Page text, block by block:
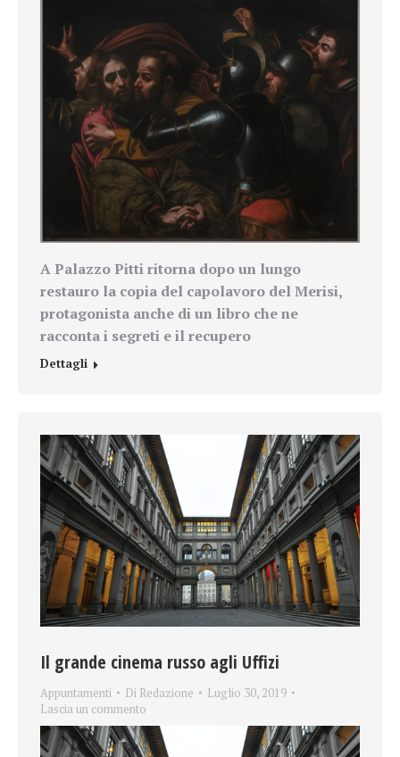
A Palazzo Pitti ritorna dopo un lungo
restauro la copia del capolavoro del Merisi,
protagonista anche di un libro che ne
racconta i segreti e il recupero
Dettagli
Il grande cinema russo agli Uffizi
Appuntamenti Di Redazione
Luglio 30, 2019
Lascia un commento